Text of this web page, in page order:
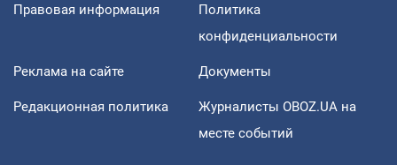
Правовая информация
Политика
конфиденциальности
Реклама на сайте Документы
Редакционная политика
Журналисты OBOZ.UA на
месте событий